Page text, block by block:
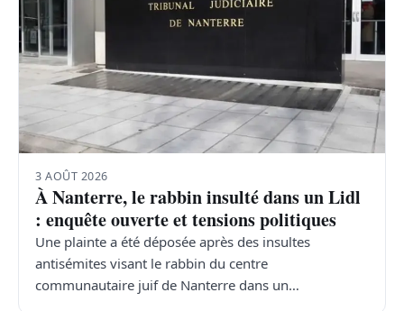
3 AOÛT 2026
À Nanterre, le rabbin insulté dans un Lidl
: enquête ouverte et tensions politiques
Une plainte a été déposée après des insultes
antisémites visant le rabbin du centre
communautaire juif de Nanterre dans un…